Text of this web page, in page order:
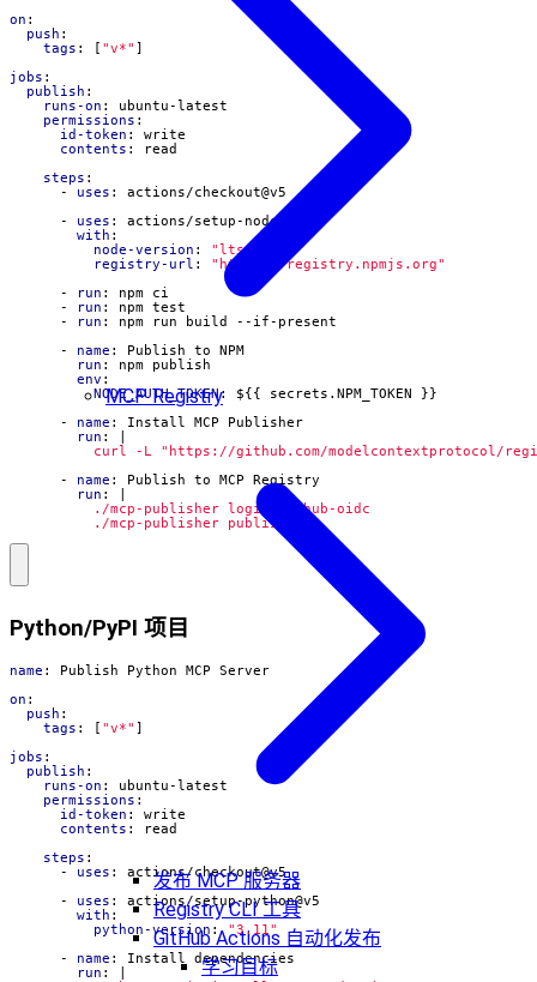
MCP Registry
发布 MCP 服务器
Registry CLI 工具
GitHub Actions 自动化发布
学习目标
on :
push :
tags : "v*"
jobs :
publish :
runs-on :
ubuntu-latest
permissions :
id-token :
write
contents :
read
steps :
- uses :
actions/checkout@v5
- uses :
actions/setup-node@v5
with :
node-version :
"lts/*"
registry-url :
"https://registry.npmjs.org"
-
run :
npm ci
-
run :
npm test
-
run :
npm run build --if-present
- name :
Publish to NPM
run :
npm publish
env :
NODE_AUTH_TOKEN:
${{ secrets.NPM_TOKEN }}
- name :
Install MCP Publisher
run :
curl -L "https://github.com/modelcontextprotocol/
- name :
Publish to MCP Registry
run :
          ./mcp-publisher publish
Python/PyPI 项目
name :
Publish Python MCP Server
on :
push :
tags : "v*"
jobs :
publish :
runs-on :
ubuntu-latest
permissions :
id-token :
write
contents :
read
steps :
- uses :
actions/checkout@v5
- uses :
actions/setup-python@v5
with :
python-version :
"3.11"
- name :
Install dependencies
run :